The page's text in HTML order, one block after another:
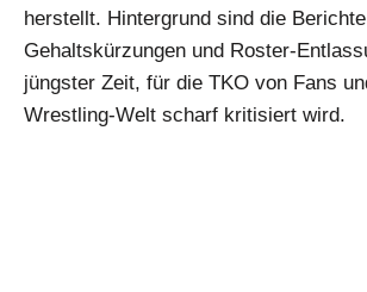
herstellt. Hintergrund sind die
Gehaltskürzungen und Roster-
jüngster Zeit, für die TKO von Fans
Wrestling-Welt scharf kritisiert wird.